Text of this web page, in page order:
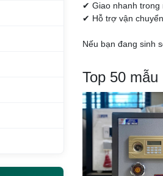
✔ Giao nhanh trong
✔ Hỗ trợ vận
Nếu bạn đang sinh
Top 50